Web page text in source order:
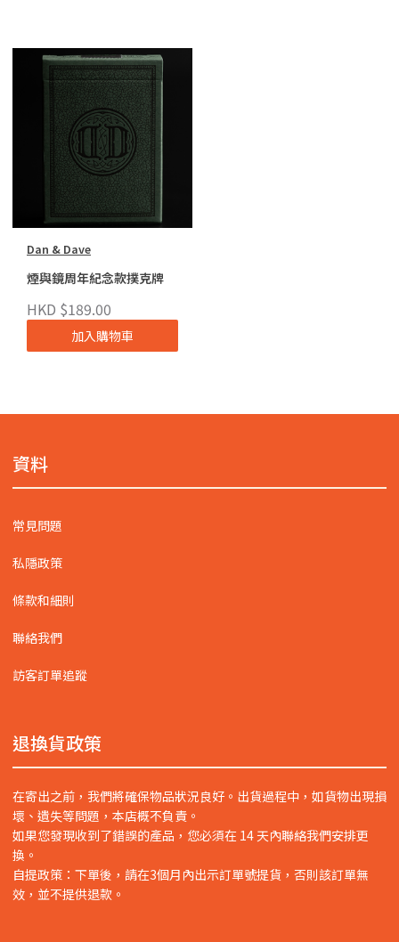
Dan & Dave
煙與鏡周年紀念款撲克牌
HKD $189.00
加入購物車
資料
常見問題
私隱政策
條款和細則
聯絡我們
訪客訂單追蹤
退換貨政策
在寄出之前，我們將確保物品狀況良好。出貨過程中，如貨物出現損
壞、遺失等問題，本店概不負責。
如果您發現收到了錯誤的產品，您必須在 14 天內聯絡我們安排更
換。
自提政策：下單後，請在3個月內出示訂單號提貨，否則該訂單無
效，並不提供退款。